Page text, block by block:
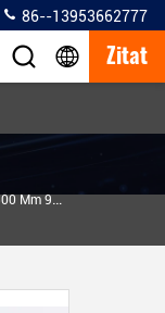
86--13953662777
Zitat
Cbm/h Marine Cutter Saugbaggergergeräte Bagger Mit 1,5 Km Entfernung